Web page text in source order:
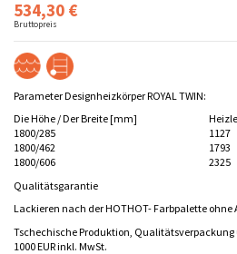
534,30 €
Bruttopreis
Parameter Designheizkörper ROYAL TWIN:
Die Höhe / Der Breite [mm]
1800/285
1127
1800/462
1793
1800/606
2325
Qualitätsgarantie
Lackieren nach der HOTHOT- Farbpalette ohne
Tschechische Produktion, Qualitätsverpackung
1000 EUR inkl. MwSt.